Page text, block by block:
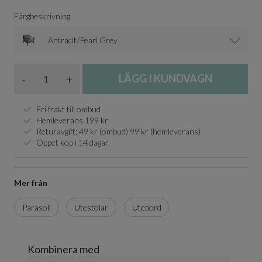
Färgbeskrivning
Antracit/Pearl Grey
- + LÄGG I KUNDVAGN
Fri frakt till ombud
Hemleverans 199 kr
Returavgift: 49 kr (ombud) 99 kr (hemleverans)
Öppet köp i 14 dagar
Mer från
Parasoll Utestolar Utebord
Kombinera med